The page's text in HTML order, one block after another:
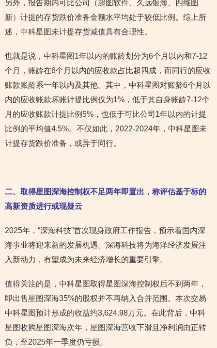
另外，报告期内可比公司（超图软件、久远银海、四维图
新）计提的存货跌价准备金额水平均处于较低比例。综上所
述，中科星图未计提存货减值具有合理性。
也就是说，中科星图1年以内的账龄划分为6个月以内和7-12
个月，账龄在6个月以内的应收款占比超四成，而同行的应收
账款账龄系一年以内及其他。其中，中科星图对账龄6个月以
内的应收账款坏账计提比例仅为1%，低于其自身账龄7-12个
月的应收账款计提比例5%，也低于可比公司1年以内的计提
比例的平均值4.5%。不仅如此，2022-2024年，中科星图未
计提存货跌价准备，或异于同行。
二、取得星图深海控制权不足两年即置出，称评估基于标的
高新资质进行或现疑云
2025年，“深海科技”首次现身政府工作报告，预示着国内深
海事业将迎来新的发展机遇。深海科技将为海洋经济发展注
入新动力，有望成为未来经济增长的重要引擎。
值得关注的是，中科星图取得星图深海控制权后不到两年，
即出售星图深海35%的股权并不再纳入合并范围。本次交易
中科星图预计形成的收益约3,624.98万元。在此背后，中科
星图收购星图深海次年，星图深海营收下滑且净利润由正转
负，至2025年一季度仍亏损。